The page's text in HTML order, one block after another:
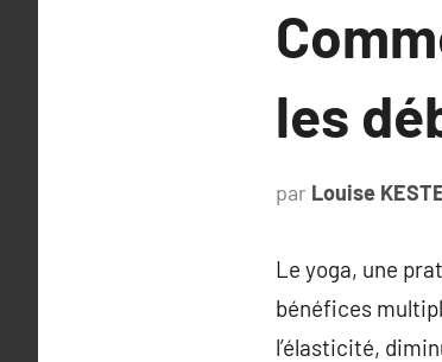
les
par Louise
Le yoga, une
bénéfices
l’élasticité,